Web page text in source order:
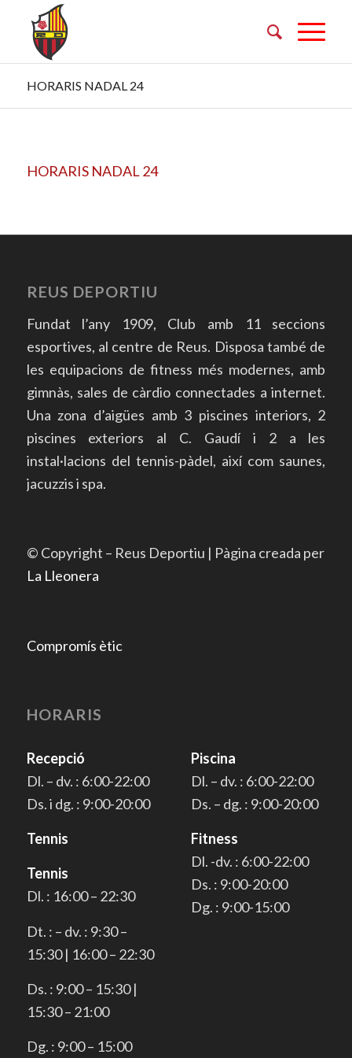
HORARIS NADAL 24
HORARIS NADAL 24
REUS DEPORTIU
Fundat l’any 1909, Club amb 11 seccions
esportives, al centre de Reus. Disposa també de
les equipacions de fitness més modernes, amb
gimnàs, sales de càrdio connectades a internet.
Una zona d’aigües amb 3 piscines interiors, 2
piscines exteriors al C. Gaudí i 2 a les
instal·lacions del tennis-pàdel, així com saunes,
jacuzzis i spa.
© Copyright – Reus Deportiu | Pàgina creada per
La Lleonera
Compromís ètic
HORARIS
Recepció
Dl. – dv. : 6:00-22:00
Ds. i dg. : 9:00-20:00
Tennis
Tennis
Dl. : 16:00 – 22:30
Dt. : – dv. : 9:30 –
15:30 | 16:00 – 22:30
Ds. : 9:00 – 15:30 |
15:30 – 21:00
Dg. : 9:00 – 15:00
Piscina
Dl. – dv. : 6:00-22:00
Ds. – dg. : 9:00-20:00
Fitness
Dl. -dv. : 6:00-22:00
Ds. : 9:00-20:00
Dg. : 9:00-15:00